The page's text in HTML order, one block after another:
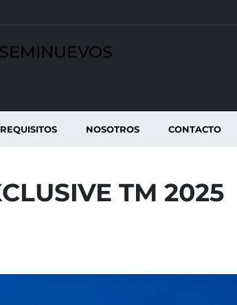
REQUISITOS NOSOTROS CONTACTO
TM 2025